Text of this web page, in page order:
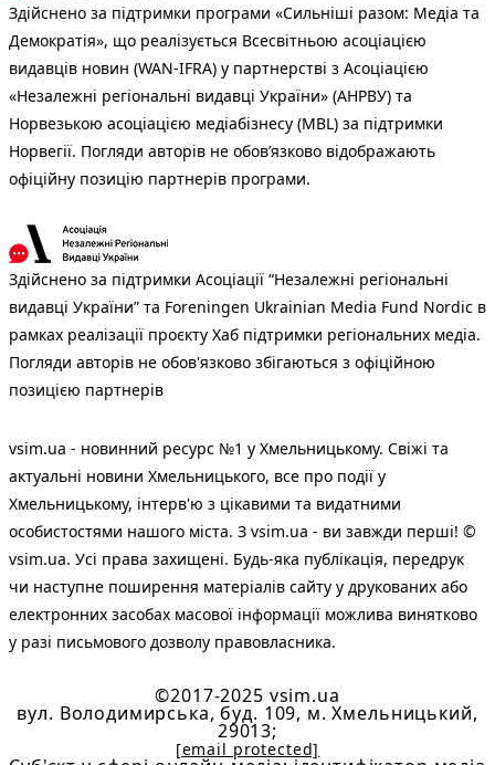
Здійснено за підтримки програми «Сильніші разом: Медіа та
Демократія», що реалізується Всесвітньою асоціацією
видавців новин (WAN-IFRA) у партнерстві з Асоціацією
«Незалежні регіональні видавці України» (АНРВУ) та
Норвезькою асоціацією медіабізнесу (MBL) за підтримки
Норвегії. Погляди авторів не обов’язково відображають
офіційну позицію партнерів програми.
Здійснено за підтримки Асоціації “Незалежні регіональні
видавці України” та Foreningen Ukrainian Media Fund Nordic в
рамках реалізації проєкту Хаб підтримки регіональних медіа.
Погляди авторів не обов'язково збігаються з офіційною
позицією партнерів
vsim.ua - новинний ресурс №1 у Хмельницькому. Свіжі та
актуальні новини Хмельницького, все про події у
Хмельницькому, інтерв'ю з цікавими та видатними
особистостями нашого міста. З vsim.ua - ви завжди перші! ©
vsim.ua. Усі права захищені. Будь-яка публiкацiя, передрук
чи наступне поширення матеріалів сайту у друкованих або
електронних засобах масової інформації можлива винятково
у разі письмового дозволу правовласника.
©2017-2025 vsim.ua
вул. Володимирська, буд. 109, м. Хмельницький,
29013;
[email protected]